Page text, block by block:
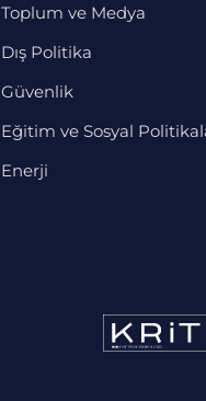
Toplum ve Medya
Dış Politika
Güvenlik
Eğitim ve Sosyal
Enerji